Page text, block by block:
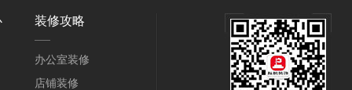
装修攻略
办公室装修
店铺装修